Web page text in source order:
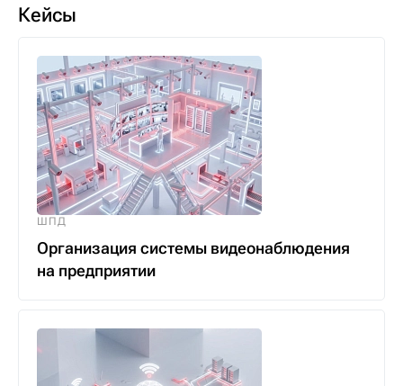
Кейсы
ШПД
Организация системы видеонаблюдения
на предприятии